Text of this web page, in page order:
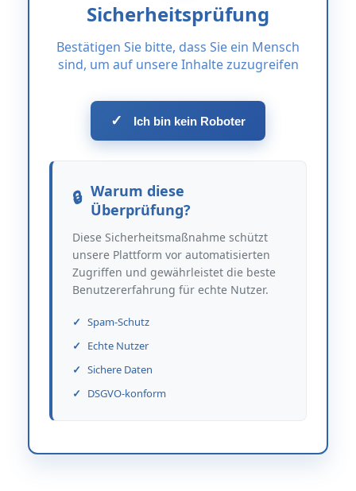
Sicherheitsprüfung
Bestätigen Sie bitte, dass Sie ein Mensch
sind, um auf unsere Inhalte zuzugreifen
✓ Ich bin kein Roboter
Warum diese
Überprüfung?
Diese Sicherheitsmaßnahme schützt
unsere Plattform vor automatisierten
Zugriffen und gewährleistet die beste
Benutzererfahrung für echte Nutzer.
Spam-Schutz
Echte Nutzer
Sichere Daten
DSGVO-konform